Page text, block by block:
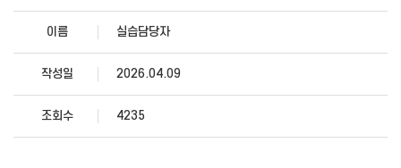
이름 실습담당자
작성일 2026.04.09
조회수 4235